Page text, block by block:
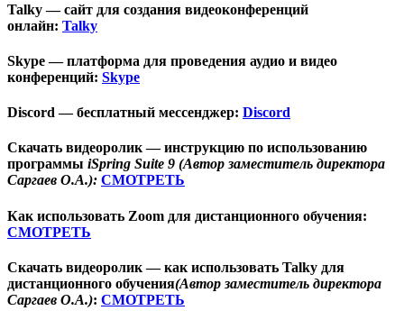
Talky — сайт для создания видеоконференций
онлайн: Talky
Skype — платформа для проведения аудио и видео
конференций: Skype
Discord — бесплатный мессенджер: Discord
Скачать видеоролик — инструкцию по использованию
программы iSpring Suite 9 (Автор заместитель директора
Саргаев О.А.): СМОТРЕТЬ
Как использовать Zoom для дистанционного обучения:
СМОТРЕТЬ
Скачать видеоролик — как использовать Talky для
дистанционного обучения(Автор заместитель директора
Саргаев О.А.): СМОТРЕТЬ